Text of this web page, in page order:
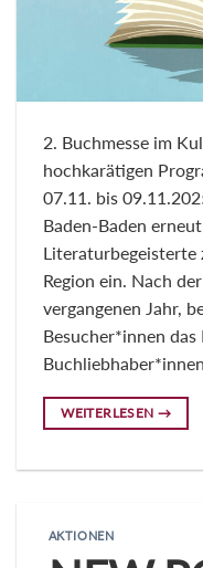
2. Buchmesse im
hochkarätigen
07.11. bis
Baden-Baden
Literaturbegeisterte
Region ein. Nach
vergangenen Jahr,
Besucher*innen
WEITERLESEN →
AKTIONEN